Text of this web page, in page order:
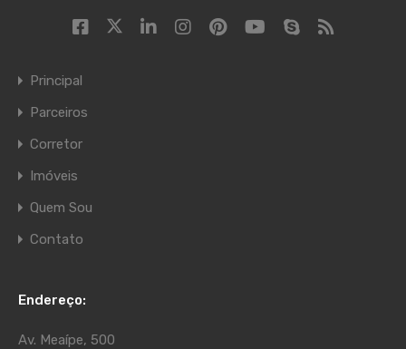
Principal
Parceiros
Corretor
Imóveis
Quem Sou
Contato
Endereço:
Av. Meaípe, 500